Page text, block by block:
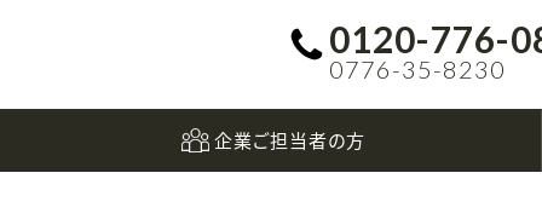
0120-776-
0776-35-8230
企業ご担当者の方